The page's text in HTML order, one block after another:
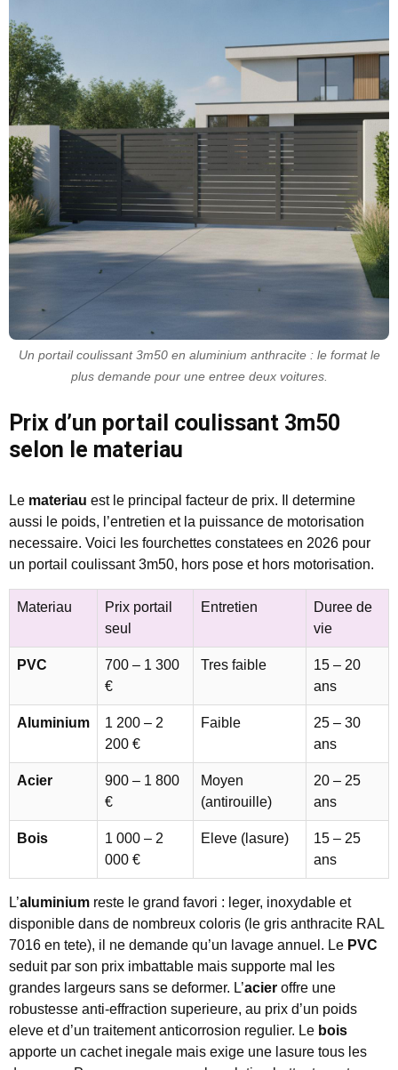
Un portail coulissant 3m50 en aluminium anthracite : le format le
plus demande pour une entree deux voitures.
Prix d’un portail coulissant 3m50
selon le materiau
Le materiau est le principal facteur de prix. Il determine
aussi le poids, l’entretien et la puissance de motorisation
necessaire. Voici les fourchettes constatees en 2026 pour
un portail coulissant 3m50, hors pose et hors motorisation.
Materiau
Prix portail
seul
Entretien
Duree de
vie
PVC
700 – 1 300
€
Tres faible
15 – 20
ans
Aluminium
1 200 – 2
200 €
Faible
25 – 30
ans
Acier
900 – 1 800
€
Moyen
(antirouille)
20 – 25
ans
Bois
1 000 – 2
000 €
Eleve (lasure)
15 – 25
ans
L’aluminium reste le grand favori : leger, inoxydable et
disponible dans de nombreux coloris (le gris anthracite RAL
7016 en tete), il ne demande qu’un lavage annuel. Le PVC
seduit par son prix imbattable mais supporte mal les
grandes largeurs sans se deformer. L’acier offre une
robustesse anti-effraction superieure, au prix d’un poids
eleve et d’un traitement anticorrosion regulier. Le bois
apporte un cachet inegale mais exige une lasure tous les